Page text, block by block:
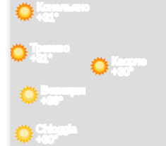
Венеция
+30°
Тревизо
+31°
Chioggia
+30°
Конельяно
+31°
Каорле
+30°